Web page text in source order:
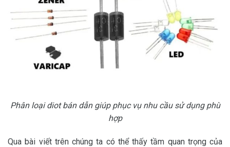
Phân loại diot bán dẫn giúp phục vụ nhu cầu sử dụng phù
hợp
Qua bài viết trên chúng ta có thể thấy tầm quan trọng của